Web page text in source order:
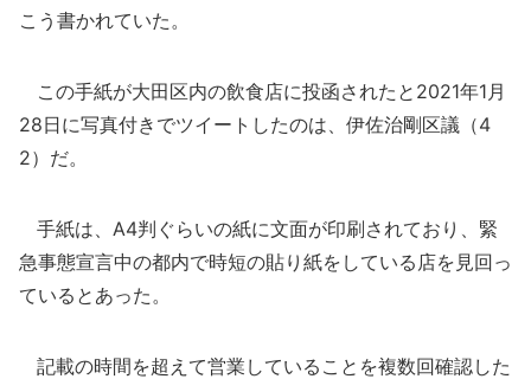
こう書かれていた。
この手紙が大田区内の飲食店に投函されたと2021年1月
28日に写真付きでツイートしたのは、伊佐治剛区議（4
2）だ。
手紙は、A4判ぐらいの紙に文面が印刷されており、緊
急事態宣言中の都内で時短の貼り紙をしている店を見回っ
ているとあった。
記載の時間を超えて営業していることを複数回確認した